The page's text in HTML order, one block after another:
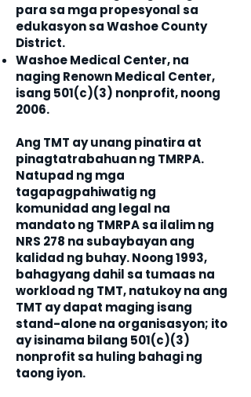
para sa mga propesyonal sa
edukasyon sa Washoe County
District.
Washoe Medical Center, na
naging Renown Medical Center,
isang 501(c)(3) nonprofit, noong
2006.
Ang TMT ay unang pinatira at
pinagtatrabahuan ng TMRPA.
Natupad ng mga
tagapagpahiwatig ng
komunidad ang legal na
mandato ng TMRPA sa ilalim ng
NRS 278 na subaybayan ang
kalidad ng buhay. Noong 1993,
bahagyang dahil sa tumaas na
workload ng TMT, natukoy na ang
TMT ay dapat maging isang
stand-alone na organisasyon; ito
ay isinama bilang 501(c)(3)
nonprofit sa huling bahagi ng
taong iyon.